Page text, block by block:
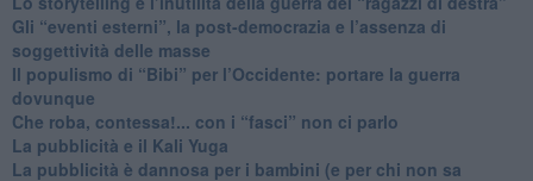
​Gli “eventi esterni”, la post-democrazia e l’assenza di
soggettività delle masse
​Il populismo di “Bibi” per l’Occidente: portare la guerra
dovunque
​Che roba, contessa!... con i “fasci” non ci parlo
La pubblicità e il Kali Yuga
​La pubblicità è dannosa per i bambini (e per chi non sa